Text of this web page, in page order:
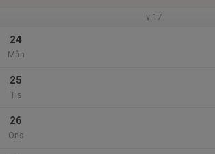
v.17
24
Mån
25
Tis
26
Ons